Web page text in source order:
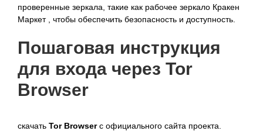
проверенные зеркала, такие как рабочее зеркало Кракен
Маркет , чтобы обеспечить безопасность и доступность.
Пошаговая инструкция
для входа через Tor
Browser
скачать Tor Browserс официального сайта проекта.